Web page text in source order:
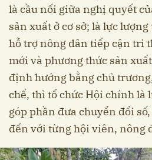
là cầu nối giữa nghị quyết
sản xuất ở cơ sở; là lực
hỗ trợ nông dân tiếp cận tri
mới và phương thức sản
định hướng bằng chủ
chế, thì tổ chức Hội chính là
góp phần đưa chuyển đổi
đến với từng hội viên, nông